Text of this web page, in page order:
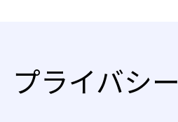
プライバシー